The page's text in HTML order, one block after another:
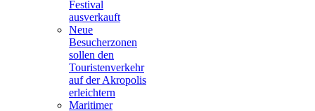
Festival
ausverkauft
Neue
Besucherzonen
sollen den
Touristenverkehr
auf der Akropolis
erleichtern
Maritimer